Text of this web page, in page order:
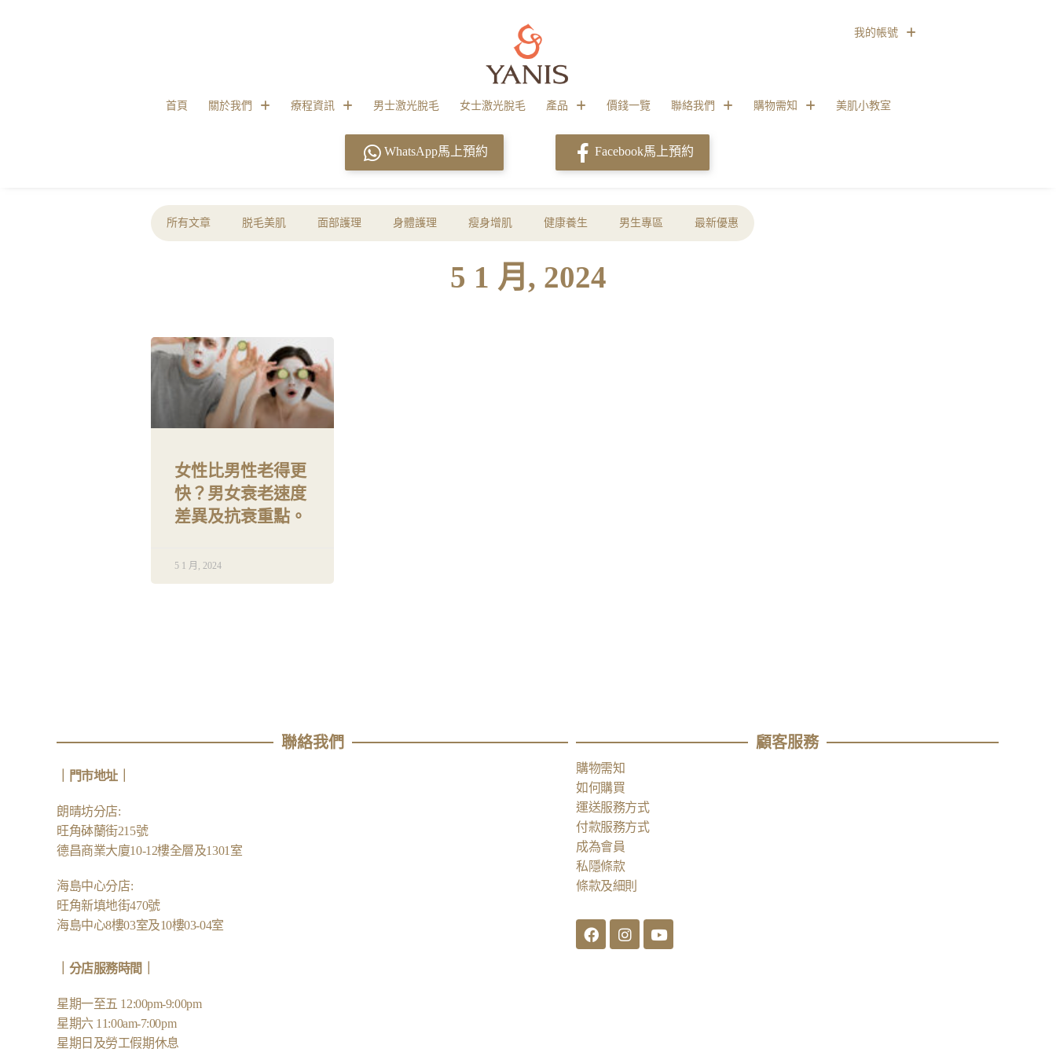
首頁 關於我們 療程資訊 男士激光脫毛 女士激光脫毛 產品 價錢一覽 聯絡我們 購物需知 美肌小教室
我的帳號
WhatsApp馬上預約 Facebook馬上預約
所有文章 脱毛美肌 面部護理 身體護理 瘦身增肌 健康養生 男生專區 最新優惠
5 1 月, 2024
女性比男性老得更
快？男女衰老速度
差異及抗衰重點。
5 1 月, 2024
聯絡我們
門市地址｜
朗晴坊分店:
旺角砵蘭街215號
德昌商業大廈10-12樓全層及1301室
海島中心分店:
旺角新填地街470號
海島中心8樓03室及10樓03-04室
｜分店服務時間｜
星期一至五 12:00pm-9:00pm
星期六 11:00am-7:00pm
星期日及勞工假期休息
顧客服務​
購物需知
如何購買
運送服務方式
付款服務方式
成為會員
私隱條款
條款及細則